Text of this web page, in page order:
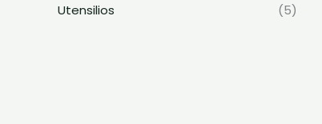
Utensilios
(5)